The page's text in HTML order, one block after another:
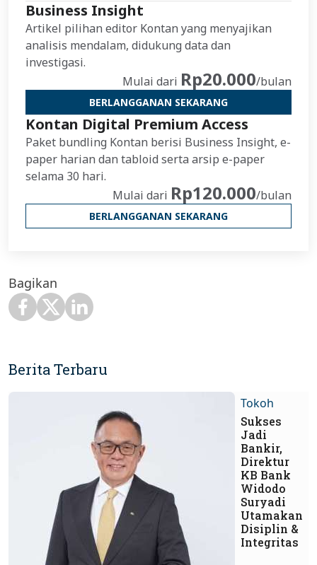
Business Insight
Artikel pilihan editor Kontan yang menyajikan
analisis mendalam, didukung data dan
investigasi.
Mulai dari Rp20.000/bulan
BERLANGGANAN SEKARANG
Kontan Digital Premium Access
Paket bundling Kontan berisi Business Insight, e-
paper harian dan tabloid serta arsip e-paper
selama 30 hari.
Mulai dari Rp120.000/bulan
BERLANGGANAN SEKARANG
Bagikan
Berita Terbaru
Tokoh
Sukses
Jadi
Bankir,
Direktur
KB Bank
Widodo
Suryadi
Utamakan
Disiplin &
Integritas